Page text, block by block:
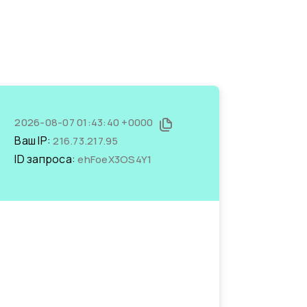
2026-08-07 01:43:40 +0000
Ваш IP:216.73.217.95
ID запроса:ehFoeX3OS4Y1